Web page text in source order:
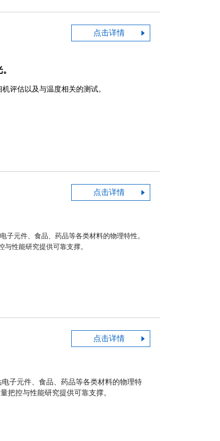
点击详情
评估以及与温度相关的测试。
点击详情
元件、食品、药品等各类材料的物理特性。
性能研究提供可靠支撑。
点击详情
子元件、食品、药品等各类材料的物理特
把控与性能研究提供可靠支撑。